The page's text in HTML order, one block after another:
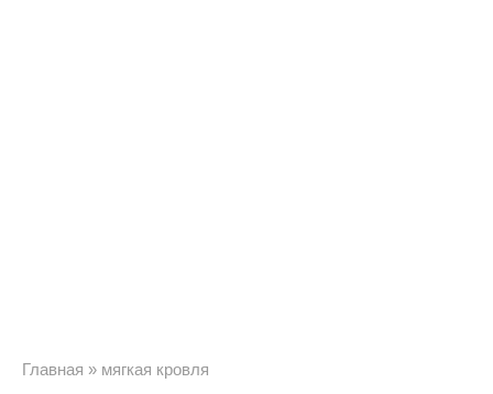
Главная » мягкая кровля